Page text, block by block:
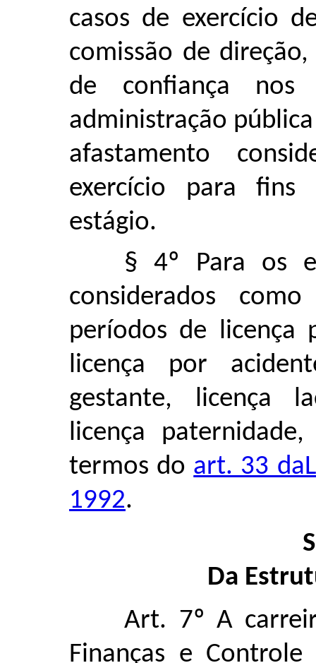
casos de exercício
comissão de
de confiança nos
administração
afastamento
exercício para
estágio.
§ 4º Para os
considerados
períodos de licença
licença por
gestante, licença
licença
termos do art. 33
1992.
Da
Art. 7º A
Finanças e